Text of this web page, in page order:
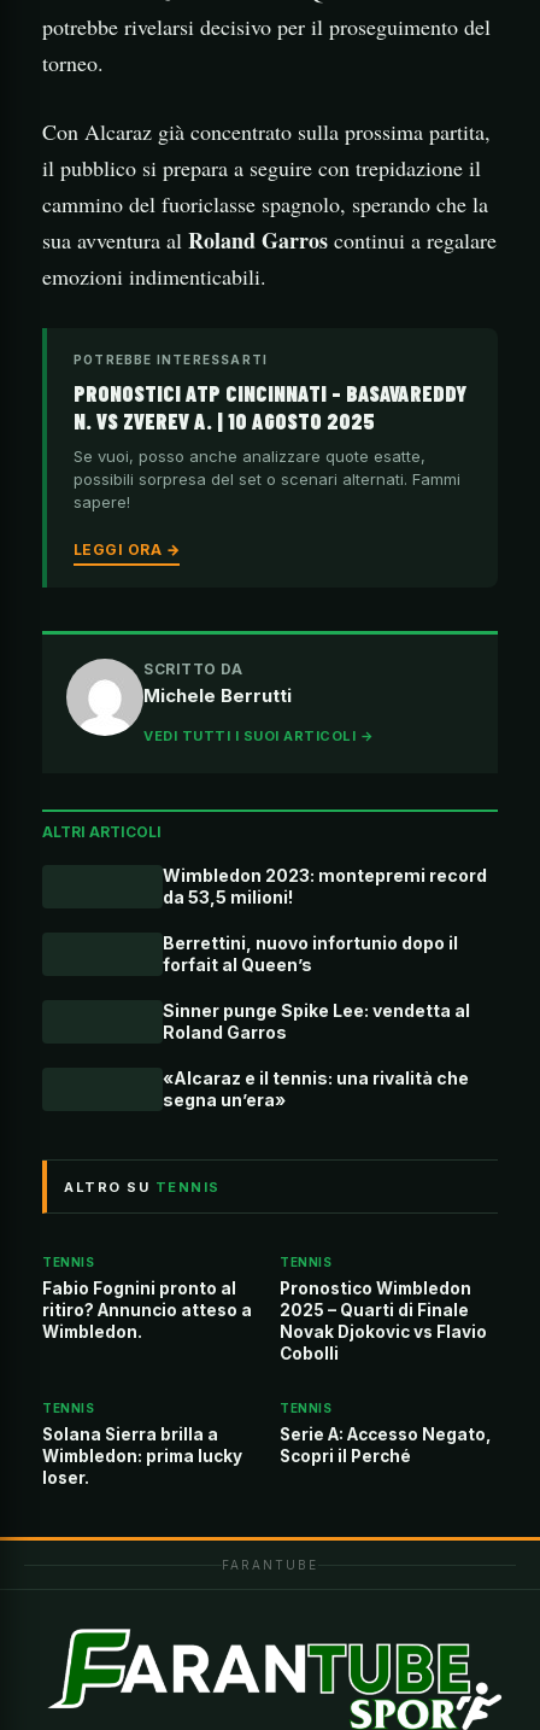
potrebbe rivelarsi decisivo per il proseguimento del
torneo.
Con Alcaraz già concentrato sulla prossima partita,
il pubblico si prepara a seguire con trepidazione il
cammino del fuoriclasse spagnolo, sperando che la
sua avventura al Roland Garros continui a regalare
emozioni indimenticabili.
POTREBBE INTERESSARTI
PRONOSTICI ATP CINCINNATI – BASAVAREDDY
N. VS ZVEREV A. | 10 AGOSTO 2025
Se vuoi, posso anche analizzare quote esatte,
possibili sorpresa del set o scenari alternati. Fammi
sapere!
LEGGI ORA →
SCRITTO DA
Michele Berrutti
VEDI TUTTI I SUOI ARTICOLI →
ALTRI ARTICOLI
Wimbledon 2023: montepremi record
da 53,5 milioni!
Berrettini, nuovo infortunio dopo il
forfait al Queen’s
Sinner punge Spike Lee: vendetta al
Roland Garros
«Alcaraz e il tennis: una rivalità che
segna un’era»
ALTRO SU TENNIS
TENNIS
Fabio Fognini pronto al
ritiro? Annuncio atteso a
Wimbledon.
TENNIS
Pronostico Wimbledon
2025 – Quarti di Finale
Novak Djokovic vs Flavio
Cobolli
TENNIS
Solana Sierra brilla a
Wimbledon: prima lucky
loser.
TENNIS
Serie A: Accesso Negato,
Scopri il Perché
FARANTUBE